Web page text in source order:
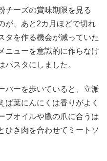
チーズの賞味期限を見る
が、あと2カ月ほどで切れ
タを作る機会が減っていた
ニューを意識的に作らなけ
パスタにしました。
パーを歩いていると、立派
ば葉にんにくは香りがよく
ブオイルや鷹の爪に合うは
ひき肉を合わせてミートソ